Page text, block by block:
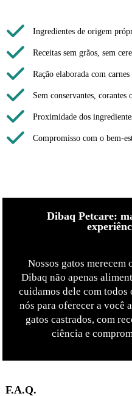
Ingredientes de origem
Receitas sem grãos, sem
Ração elaborada com
Sem conservantes,
Proximidade dos
Compromisso com o bem-
Dibaq Petcare:
Nossos gatos merecem
Dibaq não apenas
cuidamos dele com
nós para oferecer a você
gatos castrados, com
ciência e
F.A.Q.